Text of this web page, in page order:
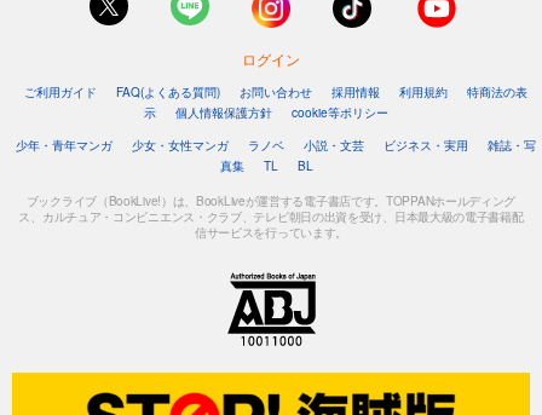
ログイン
ご利用ガイド FAQ(よくある質問) お問い合わせ 採用情報 利用規約
特商法の表
示
個人情報保護方針
cookie等ポリシー
少年・青年マンガ
少女・女性マンガ ラノベ 小説・文芸 ビジネス・実用
雑誌・写
真集
TL BL
ブックライブ（BookLive!）は、BookLiveが運営する電子書店です。TOPPANホールディング
ス、カルチュア・コンビニエンス・クラブ、テレビ朝日の出資を受け、日本最大級の電子書籍配
信サービスを行っています。